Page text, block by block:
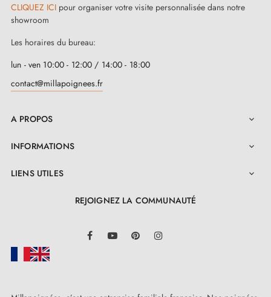
CLIQUEZ ICI pour organiser votre visite personnalisée dans notre
showroom
Les horaires du bureau:
lun - ven 10:00 - 12:00 / 14:00 - 18:00
contact@millapoignees.fr
A PROPOS 
INFORMATIONS 
LIENS UTILES 
REJOIGNEZ LA COMMUNAUTÉ
FacebookYouTube Pinterest